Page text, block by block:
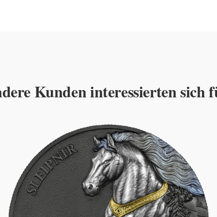
Kunden interessierten sich